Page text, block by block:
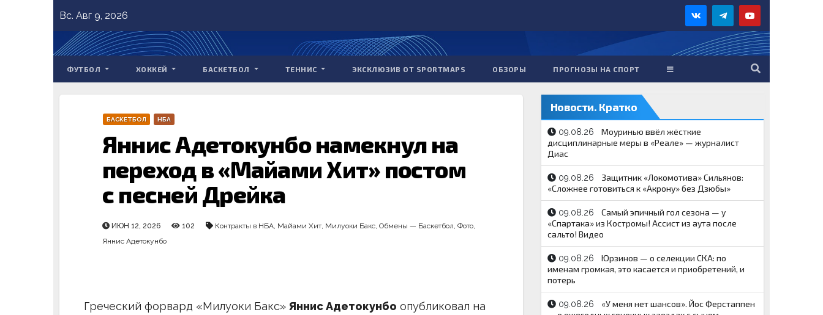
to
content
Вс. Авг 9, 2026
ФУТБОЛ ХОККЕЙ БАСКЕТБОЛ ТЕННИС ЭКСКЛЮЗИВ ОТ SPORTMAPS ОБЗОРЫ ПРОГНОЗЫ НА СПОРТ
БАСКЕТБОЛ НБА
Яннис Адетокунбо намекнул на
переход в «Майами Хит» постом
с песней Дрейка
ИЮН 12, 2026 102 Контракты в НБА, Майами Хит, Милуоки Бакс, Обмены — Баскетбол, Фото,
Яннис Адетокунбо
Греческий форвард «Милуоки Бакс» Яннис Адетокунбо опубликовал на
Новости. Кратко
09.08.26
Моуринью ввёл жёсткие
дисциплинарные меры в «Реале» — журналист
Диас
09.08.26
Защитник «Локомотива» Сильянов:
«Сложнее готовиться к «Акрону» без Дзюбы»
09.08.26
Самый эпичный гол сезона — у
«Спартака» из Костромы! Ассист из аута после
сальто! Видео
09.08.26
Юрзинов — о селекции СКА: по
именам громкая, это касается и приобретений, и
потерь
09.08.26
«У меня нет шансов». Йос Ферстаппен